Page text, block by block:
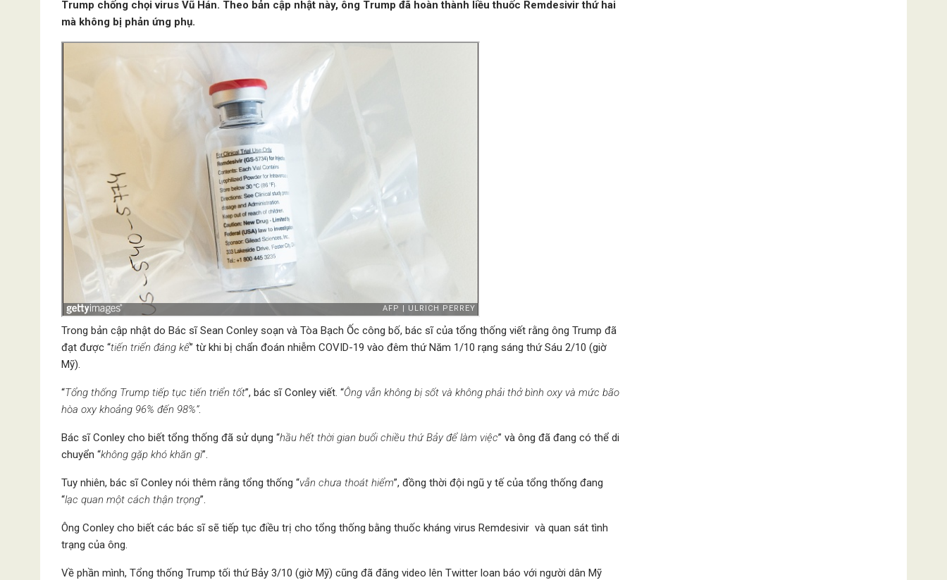
Trump chống chọi virus Vũ Hán. Theo bản cập nhật này, ông Trump đã hoàn thành liều thuốc Remdesivir thứ hai
mà không bị phản ứng phụ.
Trong bản cập nhật do Bác sĩ Sean Conley soạn và Tòa Bạch Ốc công bố, bác sĩ của tổng thống viết rằng ông Trump đã
đạt được “tiến triển đáng kể” từ khi bị chẩn đoán nhiễm COVID-19 vào đêm thứ Năm 1/10 rạng sáng thứ Sáu 2/10 (giờ
Mỹ).
“Tổng thống Trump tiếp tục tiến triển tốt”, bác sĩ Conley viết. “Ông vẫn không bị sốt và không phải thở bình oxy và mức bão
hòa oxy khoảng 96% đến 98%”.
Bác sĩ Conley cho biết tổng thống đã sử dụng “hầu hết thời gian buổi chiều thứ Bảy để làm việc” và ông đã đang có thể di
chuyển “không gặp khó khăn gì”.
Tuy nhiên, bác sĩ Conley nói thêm rằng tổng thống “vẫn chưa thoát hiểm”, đồng thời đội ngũ y tế của tổng thống đang
“lạc quan một cách thận trọng”.
Ông Conley cho biết các bác sĩ sẽ tiếp tục điều trị cho tổng thống bằng thuốc kháng virus Remdesivir và quan sát tình
trạng của ông.
Về phần mình, Tổng thống Trump tối thứ Bảy 3/10 (giờ Mỹ) cũng đã đăng video lên Twitter loan báo với người dân Mỹ